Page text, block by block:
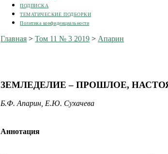
ПОДПИСКА
ТЕМАТИЧЕСКИЕ ПОДБОРКИ
Политика конфиденциальности
Главная >Том 11 № 3 2019 > Апарин
ЗЕМЛЕДЕЛИЕ – ПРОШЛОЕ,
Б.Ф. Апарин, Е.Ю. Сухачева
Аннотация